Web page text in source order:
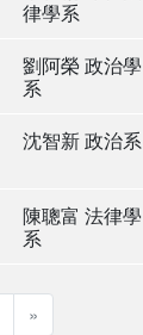
律學系
劉阿榮 政治學
系
沈智新 政治系
陳聰富 法律學
系
»